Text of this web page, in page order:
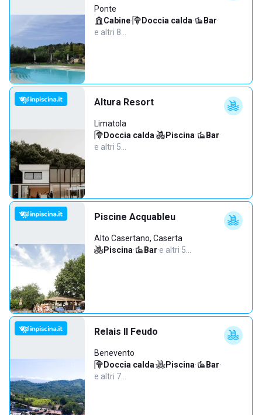
Ponte
Cabine· Doccia calda· Bar·
e altri 8…
Altura Resort
Limatola
Doccia calda· Piscina· Bar·
e altri 5…
Piscine Acquableu
Alto Casertano, Caserta
Piscina· Bar·e altri 5…
Relais Il Feudo
Benevento
Doccia calda· Piscina· Bar·
e altri 7…